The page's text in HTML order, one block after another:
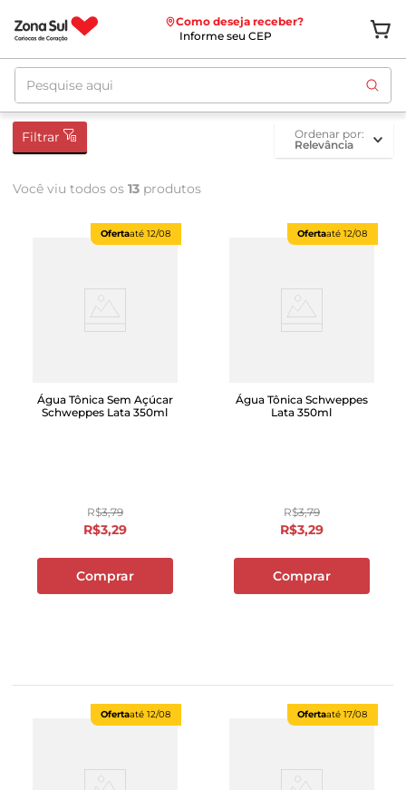
Como deseja receber?
Informe seu CEP
Pesquise aqui
Filtrar
ordenar por
Relevância
Você viu todos os 13 produtos
Ofertaaté 12/08
Água Tônica Sem Açúcar
Schweppes Lata 350ml
R$3,79
R$3,29
Comprar
Ofertaaté 12/08
Água Tônica Schweppes
Lata 350ml
R$3,79
R$3,29
Comprar
Ofertaaté 12/08 Ofertaaté 17/08